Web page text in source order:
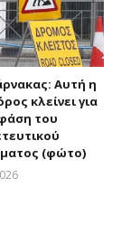
Αυτή η
κλείνει για
φάση του
(φώτο)